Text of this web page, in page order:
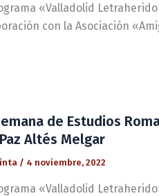
«Valladolid
con la Asociación
de Estudios
Altés Melgar
/ 4 noviembre, 2022
«Valladolid